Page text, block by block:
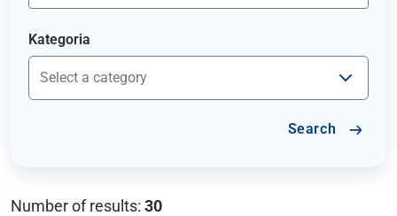
Kategoria
Search
Number of results: 30